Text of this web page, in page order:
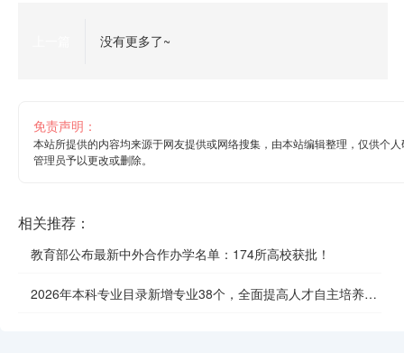
没有更多了~
免责声明：
本站所提供的内容均来源于网友提供或网络搜集，由本站编辑整理，仅供个
管理员予以更改或删除。
相关推荐：
教育部公布最新中外合作办学名单：174所高校获批！
2026年本科专业目录新增专业38个，全面提高人才自主培养质